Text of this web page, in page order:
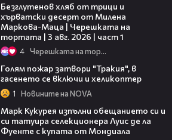
Безглутенов хляб от трици и
хърватски десерт от Милена
Маркова-Маца | Черешката на
тортата | 3 авг. 2026 | част 1
4 Черешката на тортата
Голям пожар затвори "Тракия", в
гасенето се включи и хеликоптер
1 Новините на NOVA
Марк Кукурея изпълни обещанието си и
си татуира селекционера Луис де ла
Фуенте с купата от Мондиала